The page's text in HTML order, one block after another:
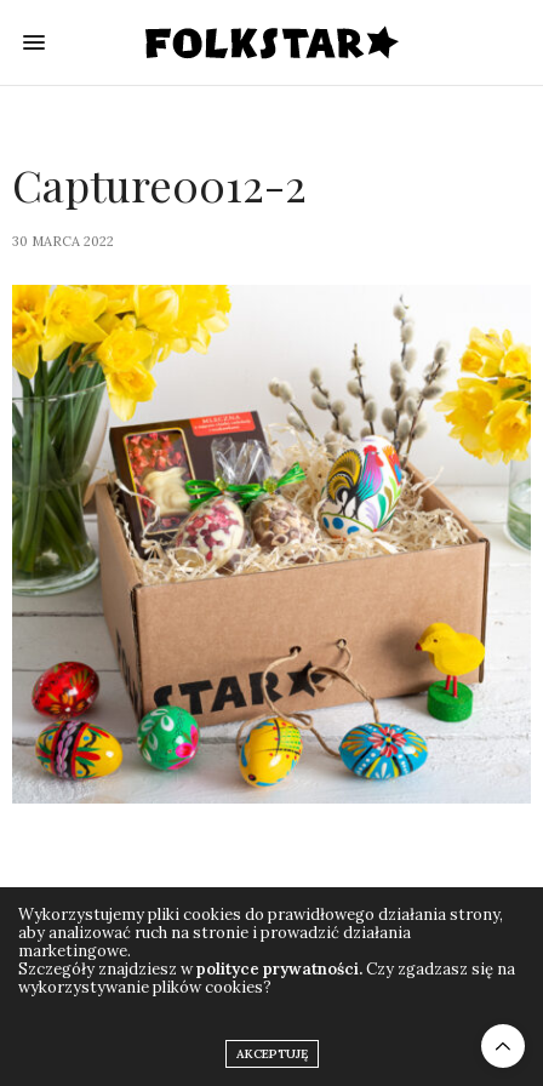
Capture0012-2
30 MARCA 2022
© Wszelkie prawa zastrzeżone Folkstar.pl (2019) Polityka prywatności
Wykorzystujemy pliki cookies do prawidłowego działania strony,
aby analizować ruch na stronie i prowadzić działania
marketingowe.
Szczegóły znajdziesz wpolityce prywatności.Czy zgadzasz się na
wykorzystywanie plików cookies?
AKCEPTUJĘ